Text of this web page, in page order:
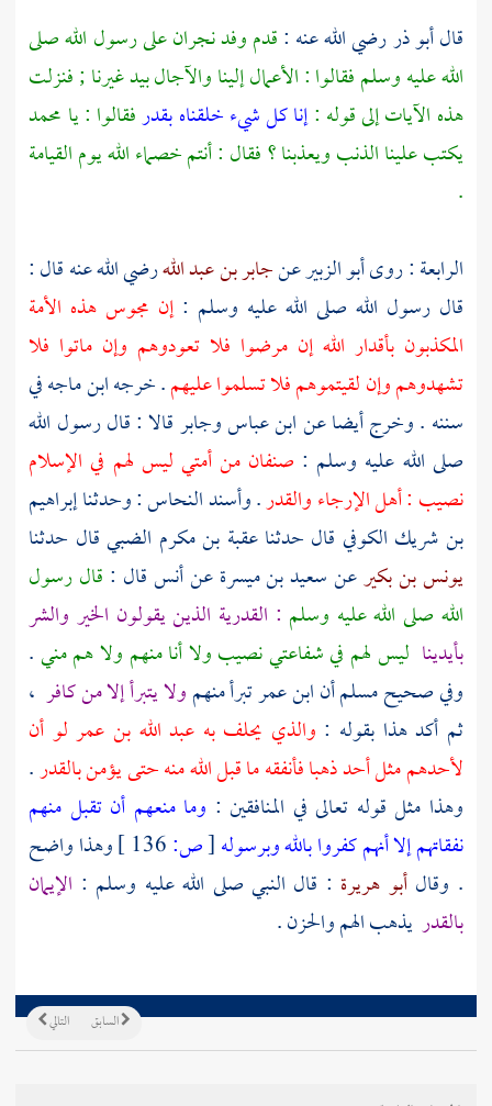
قالأبو ذررضي الله عنه :قدموفد نجرانعلى رسول الله صلى
الله عليه وسلم فقالوا : الأعمال إلينا والآجال بيد غيرنا ; فنزلت
هذه الآيات إلى قوله :إنا كل شيء خلقناه بقدرفقالوا : يا محمد
يكتب علينا الذنب ويعذبنا ؟ فقال : أنتم خصماء الله يوم القيامة
.
الرابعة : روىأبو الزبيرعنجابر بن عبد اللهرضي الله عنه قال :
قال رسول الله صلى الله عليه وسلم :إن مجوس هذه الأمة
المكذبون بأقدار الله إن مرضوا فلا تعودوهم وإن ماتوا فلا
تشهدوهم وإن لقيتموهم فلا تسلموا عليهم. خرجهابن ماجهفي
سننه . وخرج أيضا عنابن عباسوجابرقالا : قال رسول الله
صلى الله عليه وسلم : صنفان من أمتي ليس لهم في الإسلام
نصيب : أهل الإرجاء والقدر. وأسندالنحاس: وحدثناإبراهيم
بن شريك الكوفي قال حدثناعقبة بن مكرم الضبيقال حدثنا
يونس بن بكيرعنسعيد بن ميسرةعنأنسقال : قال رسول
الله صلى الله عليه وسلم : القدرية الذين يقولون الخير والشر
بأيدينا ليس لهم في شفاعتي نصيب ولا أنا منهم ولا هم مني.
وفي صحيحمسلمأنابن عمرتبرأ منهمولا يتبرأ إلا من كافر ،
ثم أكد هذا بقوله : والذي يحلف به عبد الله بن عمر لو أن
لأحدهم مثل أحد ذهبا فأنفقه ما قبل الله منه حتى يؤمن بالقدر.
وهذا مثل قوله تعالى في المنافقين : وما منعهم أن تقبل منهم
نفقاتهم إلا أنهم كفروا بالله وبرسوله[ص:
وهذا واضح
. وقالأبو هريرة : قال النبي صلى الله عليه وسلم : الإيمان
بالقدر يذهب الهم والحزن .
التالي السابق